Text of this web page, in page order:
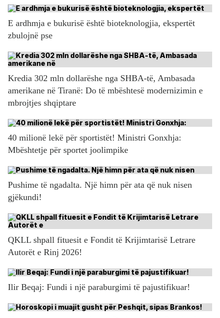
E ardhmja e bukurisë është bioteknologjia, ekspertët
zbulojnë pse
Kredia 302 mln dollarëshe nga SHBA-të, Ambasada
amerikane në Tiranë: Do të mbështesë modernizimin e
mbrojtjes shqiptare
40 milionë lekë për sportistët! Ministri Gonxhja:
Mbështetje për sportet joolimpike
Pushime të ngadalta. Një himn për ata që nuk nisen
gjëkundi!
QKLL shpall fituesit e Fondit të Krijimtarisë Letrare
Autorët e Rinj 2026!
Ilir Beqaj: Fundi i një paraburgimi të pajustifikuar!